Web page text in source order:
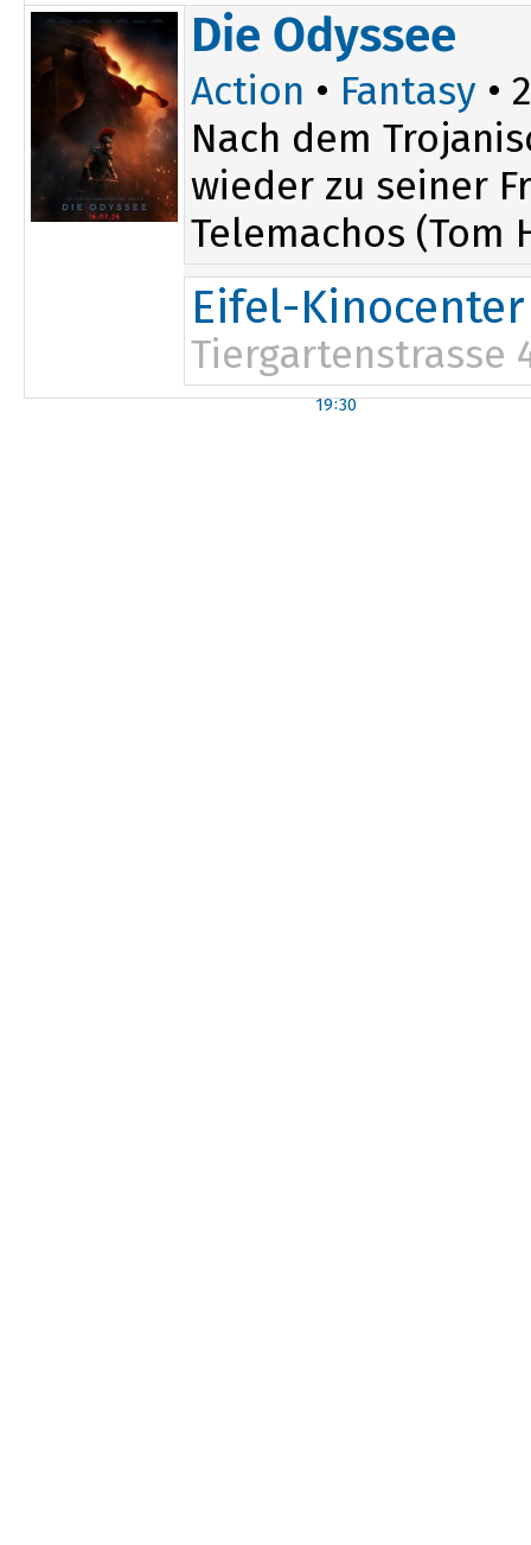
14:30
Die Odyssee
Action • Fantasy •
Nach dem
wieder zu seiner
Telemachos (Tom
Eifel-Kinocenter
Tiergartenstrasse
19:30